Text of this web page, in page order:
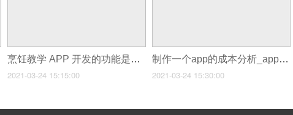
烹饪教学 APP 开发的功能是什么？
2021-03-24 15:15:00
制作一个app的成本分析_app制作流程步骤
2021-03-24 15:30:00